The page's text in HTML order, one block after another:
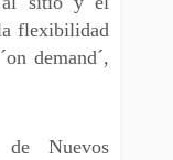
flexibilidad
demand´,
Nuevos